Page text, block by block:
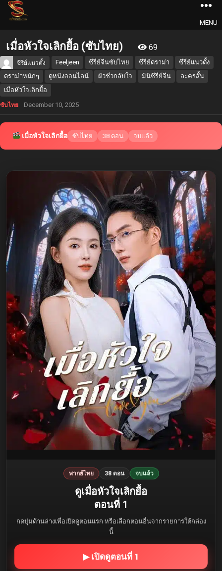
MENU
เมื่อหัวใจเลิกยื้อ (ซับไทย) 69
ซีรี่ย์แนวตั้ง Feeljeen ซีรี่ย์จีนซับไทย ซีรี่ย์ดราม่า
ซีรี่ย์แนวตั้ง
ดราม่าหนักๆ
ดูหนังออนไลน์ ผัวชั่วกลับใจ มินิซีรี่ย์จีน
ละครสั้น
เมื่อหัวใจเลิกยื้อ
ซับไทย December 10, 2025
เมื่อหัวใจเลิกยื้อ ซับไทย 38 ตอน จบแล้ว
พากย์ไทย 38 ตอน จบแล้ว
ดูเมื่อหัวใจเลิกยื้อ
ตอนที่ 1
กดปุ่มด้านล่างเพื่อเปิดดูตอนแรก หรือเลือกตอนอื่นจากรายการใต้กล่อง
นี้
▶ เปิดดูตอนที่ 1